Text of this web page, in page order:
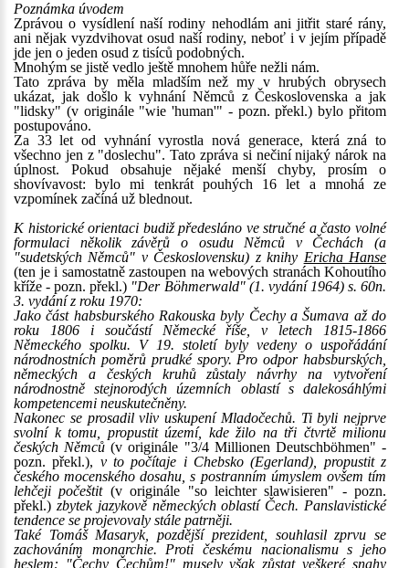
Poznámka úvodem
Zprávou o vysídlení naší rodiny nehodlám ani jitřit staré rány,
ani nějak vyzdvihovat osud naší rodiny, neboť i v jejím případě
jde jen o jeden osud z tisíců podobných.
Mnohým se jistě vedlo ještě mnohem hůře nežli nám.
Tato zpráva by měla mladším než my v hrubých obrysech
ukázat, jak došlo k vyhnání Němců z Československa a jak
"lidsky" (v originále "wie 'human'" - pozn. překl.) bylo přitom
postupováno.
Za 33 let od vyhnání vyrostla nová generace, která zná to
všechno jen z "doslechu". Tato zpráva si nečiní nijaký nárok na
úplnost. Pokud obsahuje nějaké menší chyby, prosím o
shovívavost: bylo mi tenkrát pouhých 16 let a mnohá ze
vzpomínek začíná už blednout.
K historické orientaci budiž předesláno ve stručné a často volné
formulaci několik závěrů o osudu Němců v Čechách (a
"sudetských Němců" v Československu) z knihy Ericha Hanse
(ten je i samostatně zastoupen na webových stranách Kohoutího
kříže - pozn. překl.) "Der Böhmerwald" (1. vydání 1964) s. 60n.
3. vydání z roku 1970:
Jako část habsburského Rakouska byly Čechy a Šumava až do
roku 1806 i součástí Německé říše, v letech 1815-1866
Německého spolku. V 19. století byly vedeny o uspořádání
národnostních poměrů prudké spory. Pro odpor habsburských,
německých a českých kruhů zůstaly návrhy na vytvoření
národnostně stejnorodých územních oblastí s dalekosáhlými
kompetencemi neuskutečněny.
Nakonec se prosadil vliv uskupení Mladočechů. Ti byli nejprve
svolní k tomu, propustit území, kde žilo na tři čtvrtě milionu
českých Němců (v originále "3/4 Millionen Deutschböhmen" -
pozn. překl.), v to počítaje i Chebsko (Egerland), propustit z
českého mocenského dosahu, s postranním úmyslem ovšem tím
lehčeji počeštit(v originále "so leichter slawisieren" - pozn.
překl.) zbytek jazykově německých oblastí Čech. Panslavistické
tendence se projevovaly stále patrněji.
Také Tomáš Masaryk, pozdější prezident, souhlasil zprvu se
zachováním monarchie. Proti českému nacionalismu s jeho
heslem: "Čechy Čechům!" musely však zůstat veškeré snahy